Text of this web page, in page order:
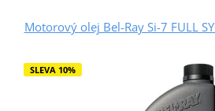
Motorový olej Bel-Ray Si-7 FULL
SLEVA 10%